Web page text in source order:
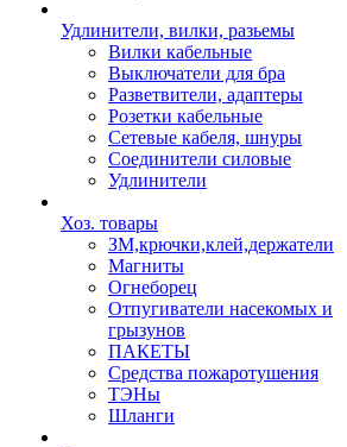
Удлинители, вилки, разьемы
Вилки кабельные
Выключатели для бра
Разветвители, адаптеры
Розетки кабельные
Сетевые кабеля, шнуры
Соединители силовые
Удлинители
Хоз. товары
ЗМ,крючки,клей,держатели
Магниты
Огнеборец
Отпугиватели насекомых и
грызунов
ПАКЕТЫ
Средства пожаротушения
ТЭНы
Шланги